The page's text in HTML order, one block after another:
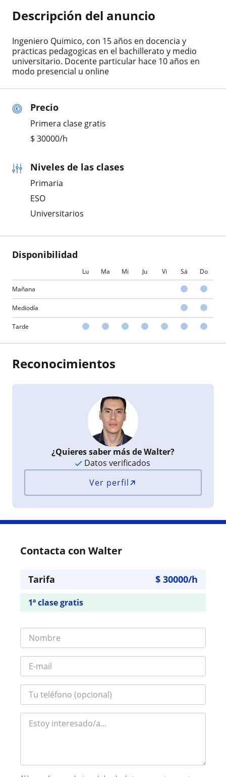
Precio
Primera clase gratis
$ 30000/h
Niveles de las clases
Primaria
ESO
Universitarios
Disponibilidad
Lu Ma Mi Ju Vi Sá Do
Mañana
Mediodía
Tarde
Descripción del anuncio
Ingeniero Quimico, con 15 años en docencia y
practicas pedagogicas en el bachillerato y medio
universitario. Docente particular hace 10 años en
modo presencial u online
Reconocimientos
¿Quieres saber más de Walter?
Datos verificados
Ver perfil
Contacta con Walter
Tarifa $ 30000/h
1ª clase gratis